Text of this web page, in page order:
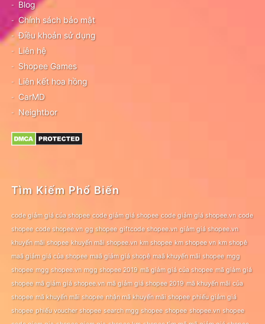
Blog
Chính sách bảo mật
Điều khoản sử dụng
Liên hệ
Shopee Games
Liên kết hoa hồng
CarMD
Neightbor
Tìm Kiếm Phổ Biến
code giảm giá của shopee code giảm giá shopee code giảm giá shopee.vn code
shopee code shopee.vn gg shopee giftcode shopee.vn giảm giá shopee.vn
khuyến mãi shopee khuyến mãi shopee.vn km shopee km shopee vn km shopê
maã giảm giá của shopee maã giảm giá shopê maã khuyến mãi shopee mgg
shopee mgg shopee.vn mgg shopee 2019 mã giảm giá của shopee mã giảm giá
shopee mã giảm giá shopee.vn mã giảm giá shopee 2019 mã khuyến mãi của
shopee mã khuyến mãi shopee nhận mã khuyến mãi shopee phiếu giảm giá
shopee phiếu voucher shopee search mgg shopee shopee shopee.vn shopee